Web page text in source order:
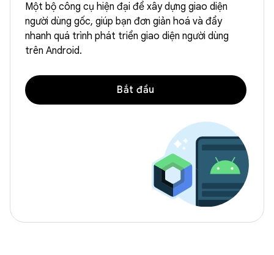
Một bộ công cụ hiện đại để xây dựng giao diện
người dùng gốc, giúp bạn đơn giản hoá và đẩy
nhanh quá trình phát triển giao diện người dùng
trên Android.
Bắt đầu